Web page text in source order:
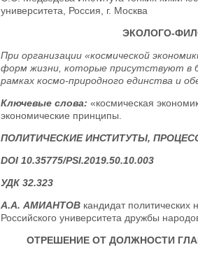
университета, Россия, г. Москва
ЭКОЛОГО-
При организации «космической
форм жизни, которые присутствуют в
рамках космо-природного единства и
Ключевые слова: «космическая
экономические принципы.
ПОЛИТИЧЕСКИЕ ИНСТИТУТЫ,
DOI 10.35775/PSI.2019.50.10.003
УДК 32.323
А.А. АМИАНТОВкандидат политических
Российского университета дружбы
ОТРЕШЕНИЕ ОТ ДОЛЖНОСТИ